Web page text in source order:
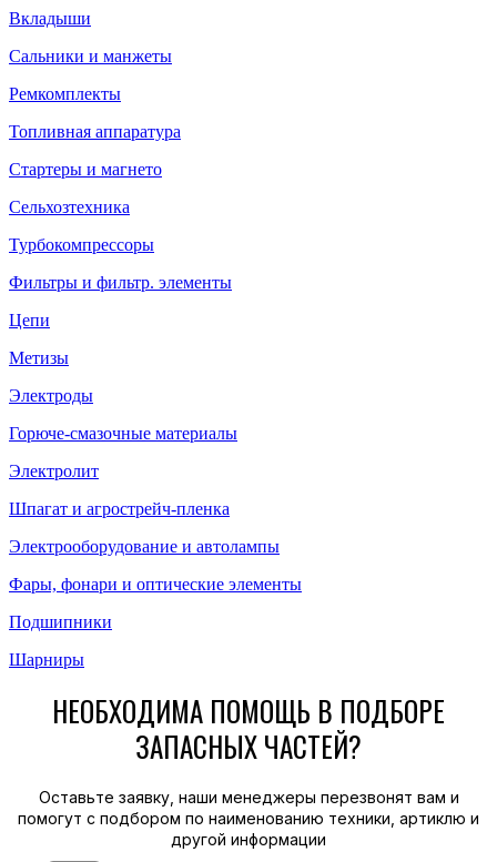
Вкладыши
Сальники и манжеты
Ремкомплекты
Топливная аппаратура
Стартеры и магнето
Сельхозтехника
Турбокомпрессоры
Фильтры и фильтр. элементы
Цепи
Метизы
Электроды
Горюче-смазочные материалы
Электролит
Шпагат и агрострейч-пленка
Электрооборудование и автолампы
Фары, фонари и оптические элементы
Подшипники
Шарниры
НЕОБХОДИМА ПОМОЩЬ В ПОДБОРЕ
ЗАПАСНЫХ ЧАСТЕЙ?
Оставьте заявку, наши менеджеры перезвонят вам и
помогут с подбором по наименованию техники, артиклю и
другой информации